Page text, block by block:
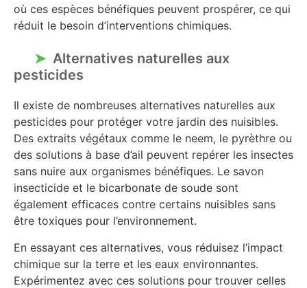
où ces espèces bénéfiques peuvent prospérer, ce qui
réduit le besoin d’interventions chimiques.
Alternatives naturelles aux
pesticides
Il existe de nombreuses alternatives naturelles aux
pesticides pour protéger votre jardin des nuisibles.
Des extraits végétaux comme le neem, le pyrèthre ou
des solutions à base d’ail peuvent repérer les insectes
sans nuire aux organismes bénéfiques. Le savon
insecticide et le bicarbonate de soude sont
également efficaces contre certains nuisibles sans
être toxiques pour l’environnement.
En essayant ces alternatives, vous réduisez l’impact
chimique sur la terre et les eaux environnantes.
Expérimentez avec ces solutions pour trouver celles